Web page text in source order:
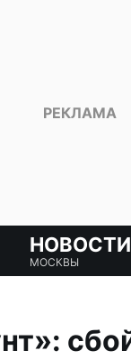
НОВОСТИ
МОСКВЫ